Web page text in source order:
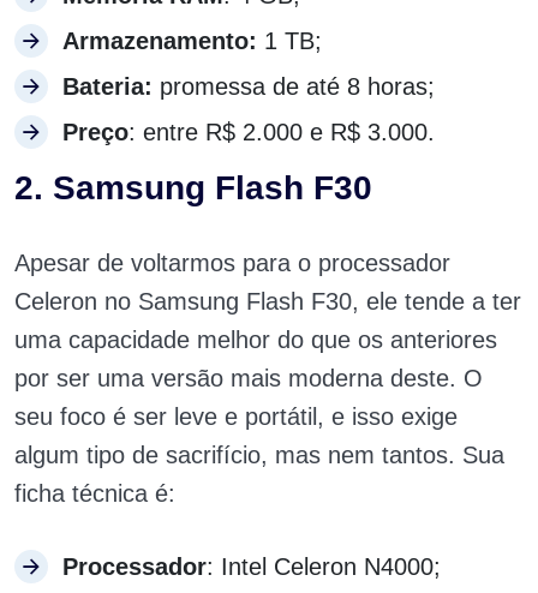
Armazenamento: 1 TB;
Bateria: promessa de até 8 horas;
Preço: entre R$ 2.000 e R$ 3.000.
2. Samsung Flash F30
Apesar de voltarmos para o processador
Celeron no Samsung Flash F30, ele tende a ter
uma capacidade melhor do que os anteriores
por ser uma versão mais moderna deste. O
seu foco é ser leve e portátil, e isso exige
algum tipo de sacrifício, mas nem tantos. Sua
ficha técnica é:
Processador: Intel Celeron N4000;